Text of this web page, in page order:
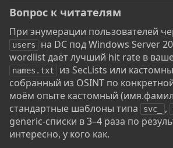
Вопрос к читателям​
При энумерации пользователей
users
на DC под Windows Server
wordlist даёт лучший hit rate в
names.txt
из SecLists или
собранный из OSINT по
моём опыте кастомный
стандартные шаблоны типа
svc_ ,
generic-списки в 3–4 раза по
интересно, у кого как.